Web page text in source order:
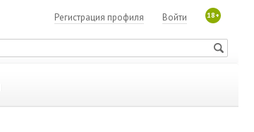
18+
Войти
Регистрация профиля